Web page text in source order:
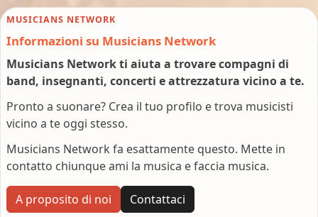
MUSICIANS NETWORK
Informazioni su Musicians Network
Musicians Network ti aiuta a trovare compagni di
band, insegnanti, concerti e attrezzatura vicino a te.
Pronto a suonare? Crea il tuo profilo e trova musicisti
vicino a te oggi stesso.
Musicians Network fa esattamente questo. Mette in
contatto chiunque ami la musica e faccia musica.
A proposito di noi Contattaci